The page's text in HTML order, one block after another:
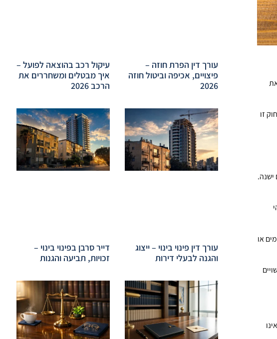
זו
או
עורך דין הפרת חוזה –
פיצויים, אכיפה וביטול חוזה
2026
עיקול רכב בהוצאה לפועל –
איך מבטלים ומשחררים את
הרכב 2026
עורך דין פינוי בינוי – ייצוג
והגנה לבעלי דירות
דייר סרבן בפינוי בינוי –
זכויות, תביעה והגנות